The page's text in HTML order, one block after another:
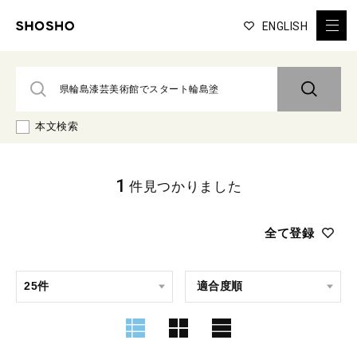
ENGLISH
本文検索
全て登録
1 件見つかりました